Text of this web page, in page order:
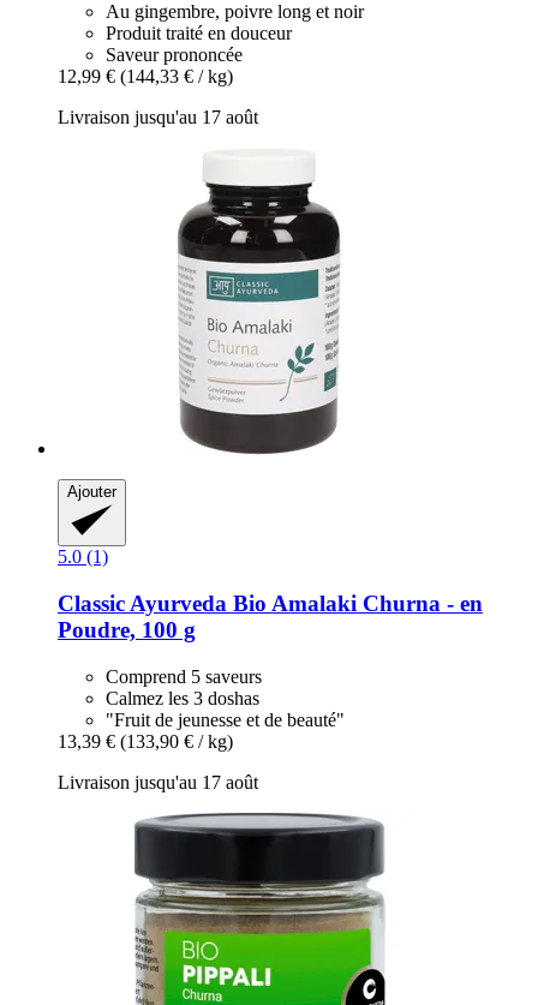
Au gingembre, poivre long et noir
Produit traité en douceur
Saveur prononcée
12,99 € (144,33 € / kg)
Livraison jusqu'au 17 août
Ajouter
5.0 (1)
Classic Ayurveda Bio Amalaki Churna -​ en
Poudre, 100 g
Comprend 5 saveurs
Calmez les 3 doshas
"Fruit de jeunesse et de beauté"
13,39 € (133,90 € / kg)
Livraison jusqu'au 17 août